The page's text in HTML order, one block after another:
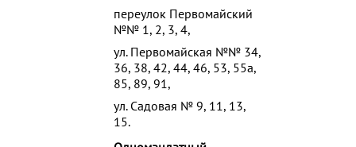
переулок Первомайский
№№ 1, 2, 3, 4,
ул. Первомайская №№ 34,
36, 38, 42, 44, 46, 53, 55а,
85, 89, 91,
ул. Садовая № 9, 11, 13,
15.